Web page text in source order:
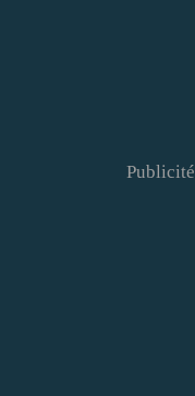
Publicité